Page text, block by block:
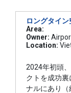
ロングタイン
Area:
Owner:
Location:
2024年初頭
クトを成功
ナルにあり